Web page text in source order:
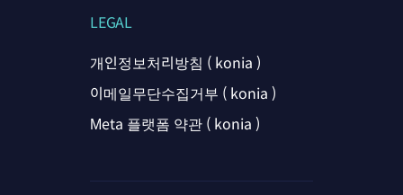
LEGAL
개인정보처리방침 ( konia )
이메일무단수집거부 ( konia )
Meta 플랫폼 약관 ( konia )